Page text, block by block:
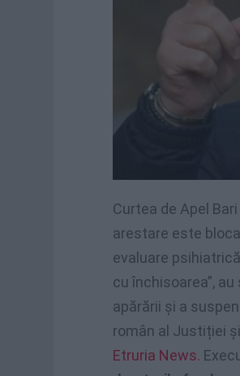
Curtea de Apel
arestare este
evaluare
cu închisoarea”,
apărării și a
român al Justiției
Etruria News.